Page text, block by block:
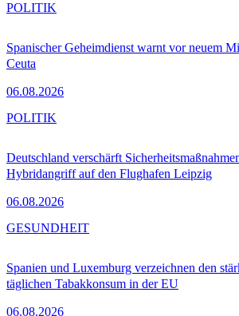
Spanischer Geheimdienst warnt vor neuem
Ceuta
06.08.2026
POLITIK
Deutschland verschärft
Hybridangriff auf den Flughafen Leipzig
06.08.2026
POLITIK
Spanien und Luxemburg verzeichnen den
täglichen Tabakkonsum in der EU
06.08.2026
GESUNDHEIT